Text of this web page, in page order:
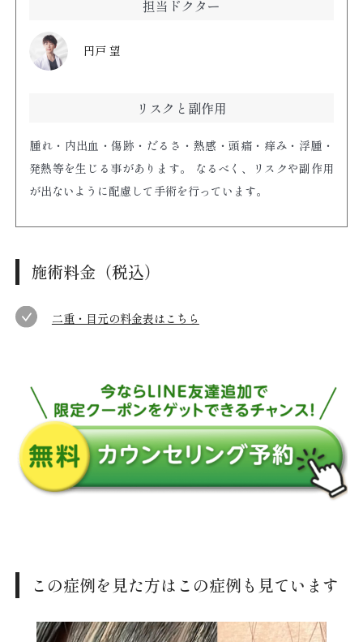
担当ドクター
円戸 望
リスクと副作用
腫れ・内出血・傷跡・だるさ・熱感・頭痛・痒み・浮腫・
発熱等を生じる事があります。 なるべく、リスクや副作用
が出ないように配慮して手術を行っています。
施術料金（税込）
二重・目元の料金表はこちら
この症例を見た方はこの症例も見ています